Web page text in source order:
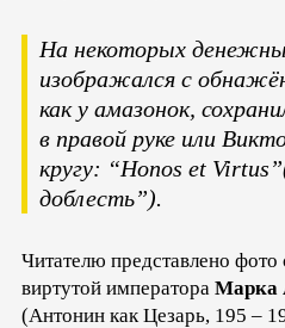
На некоторых
изображался с
как у амазонок,
в правой руке или
кругу: “Honos et
доблесть”).
Читателю представлено фото
виртутой императора Марка
(Антонин как Цезарь, 195 –